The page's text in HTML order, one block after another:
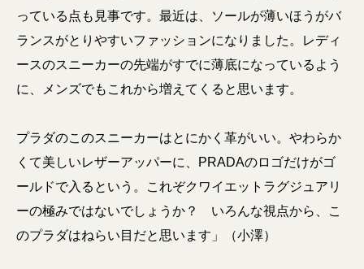
っている点も見事です。最近は、ソールが薄いほうがバ
ランスがとりやすいファッションになりました。レディ
ースのスニーカーの先端がすでに薄底になっているよう
に、メンズでもこれから増えてくると思います。
プラダのこのスニーカーはとにかく革がいい。やわらか
くて美しいレザーアッパーに、PRADAのロゴだけがゴ
ールドで入るという。これぞクワイエットラグジュアリ
ーの極みではないでしょうか？ いろんな視点から、こ
のプラダはねらい目だと思います」（小澤）